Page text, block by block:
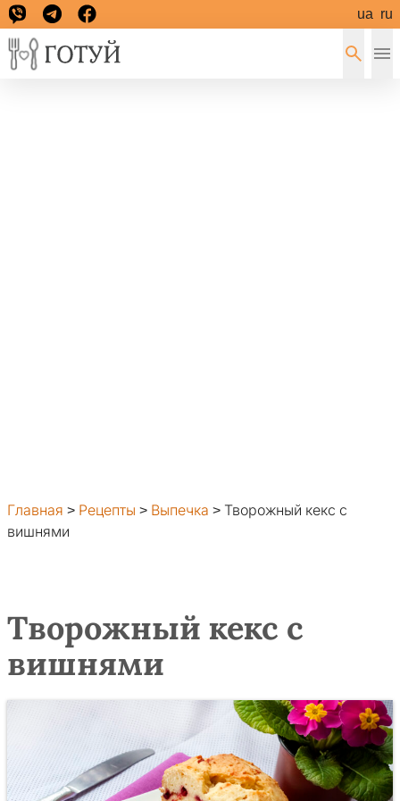
ua ru
Главная > Рецепты > Выпечка > Творожный кекс с
вишнями
Творожный кекс с
вишнями